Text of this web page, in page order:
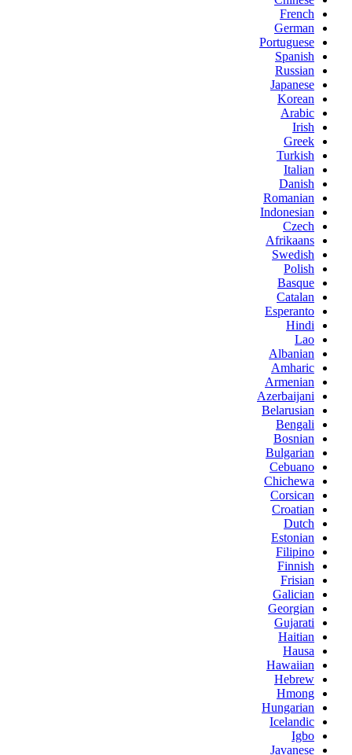
French
German
Portuguese
Spanish
Russian
Japanese
Korean
Arabic
Irish
Greek
Turkish
Italian
Danish
Romanian
Indonesian
Czech
Afrikaans
Swedish
Polish
Basque
Catalan
Esperanto
Hindi
Lao
Albanian
Amharic
Armenian
Azerbaijani
Belarusian
Bengali
Bosnian
Bulgarian
Cebuano
Chichewa
Corsican
Croatian
Dutch
Estonian
Filipino
Finnish
Frisian
Galician
Georgian
Gujarati
Haitian
Hausa
Hawaiian
Hebrew
Hmong
Hungarian
Icelandic
Igbo
Javanese